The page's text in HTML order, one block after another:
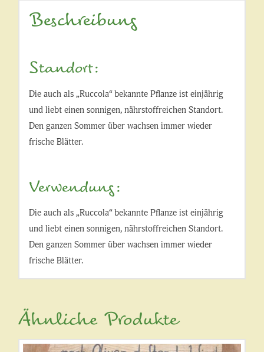
Beschreibung
Standort:
Die auch als „Ruccola“ bekannte Pflanze ist einjährig
und liebt einen sonnigen, nährstoffreichen Standort.
Den ganzen Sommer über wachsen immer wieder
frische Blätter.
Verwendung:
Die auch als „Ruccola“ bekannte Pflanze ist einjährig
und liebt einen sonnigen, nährstoffreichen Standort.
Den ganzen Sommer über wachsen immer wieder
frische Blätter.
Ähnliche Produkte